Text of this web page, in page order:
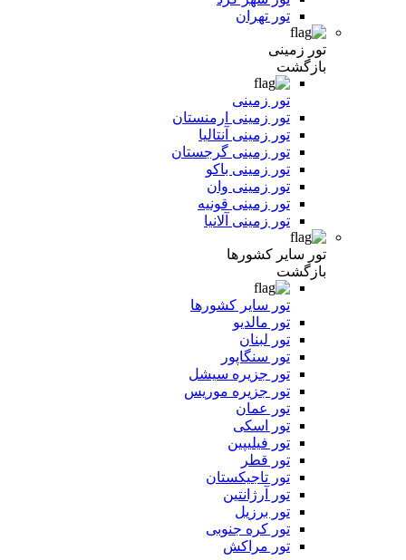
تور تهران
تور زمینی
بازگشت
تور زمینی
تور زمینی ارمنستان
تور زمینی آنتالیا
تور زمینی گرجستان
تور زمینی باکو
تور زمینی وان
تور زمینی قونیه
تور زمینی آلانیا
تور سایر کشورها
بازگشت
تور سایر کشورها
تور مالدیو
تور لبنان
تور سنگاپور
تور جزیره سیشل
تور جزیره موریس
تور عمان
تور اسکی
تور فیلیپین
تور قطر
تور تاجیکستان
تور آرژانتین
تور برزیل
تور کره جنوبی
تور مراکش